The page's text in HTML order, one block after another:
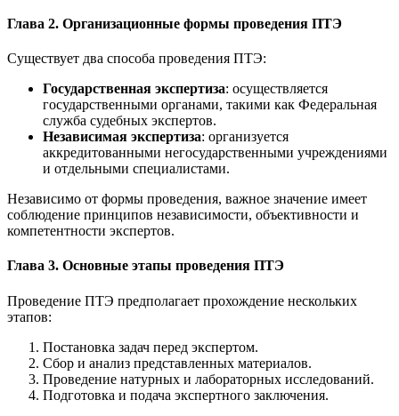
Глава 2. Организационные формы проведения ПТЭ
Существует два способа проведения ПТЭ:
Государственная экспертиза: осуществляется
государственными органами, такими как Федеральная
служба судебных экспертов.
Независимая экспертиза: организуется
аккредитованными негосударственными учреждениями
и отдельными специалистами.
Независимо от формы проведения, важное значение имеет
соблюдение принципов независимости, объективности и
компетентности экспертов.
Глава 3. Основные этапы проведения ПТЭ
Проведение ПТЭ предполагает прохождение нескольких
этапов:
Постановка задач перед экспертом.
Сбор и анализ представленных материалов.
Проведение натурных и лабораторных исследований.
Подготовка и подача экспертного заключения.